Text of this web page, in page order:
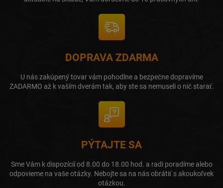
DOPRAVA ZDARMA
U nás zakúpený tovar vám pohodlne a bezpečne dopravíme
ZADARMO až k vaším dverám tak, aby ste sa nemuseli o nič starať.
PÝTAJTE SA
Sme Vám k dispozícií od 8.00 do 18.00 hod. a radi poradíme alebo
odpovieme na vaše otázky. Nebojte sa na nás obrátiť s akoukoľvek
otázkou.